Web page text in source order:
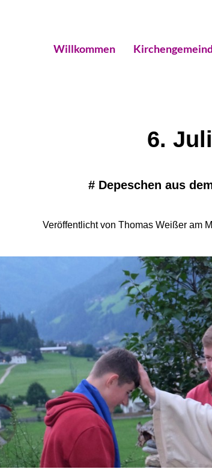
Willkommen
6. Juli
# Depeschen aus
Veröffentlicht von Thomas Weißer am